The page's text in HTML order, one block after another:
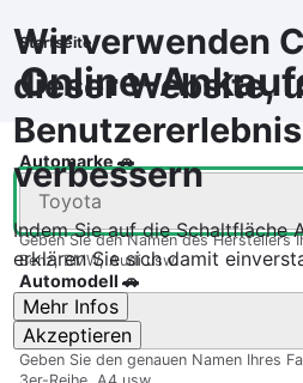
Wir verwenden
dieser Website,
verbessern
Indem Sie auf die Schaltfläche
erklären Sie sich damit
Mehr Infos
Akzeptieren
zum
Inhalt
Pfadnavigation
Startseite
Online-
Automarke 🚗
Geben Sie den Namen des Herstellers
Benz, BMW, Audi usw.
Automodell 🚗
Geben Sie den genauen Namen Ihres